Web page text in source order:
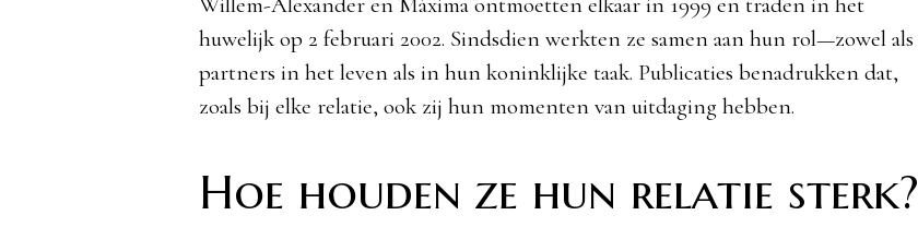
huwelijk op 2 februari 2002. Sindsdien werkten ze samen aan hun rol—zowel als
partners in het leven als in hun koninklijke taak. Publicaties benadrukken dat,
zoals bij elke relatie, ook zij hun momenten van uitdaging hebben.
Hoe houden ze hun relatie sterk?